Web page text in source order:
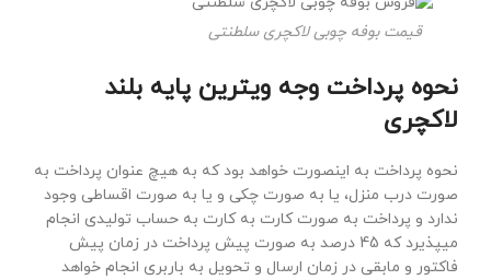
قیمت بوفه چوبی لاکچری سلطنتی
نحوه پرداخت وجه ویترین پایه بلند
لاکچری
نحوه پرداخت به اینصورت خواهد بود که به هیچ عنوان پرداخت به
صورت درب منزل، یا به صورت چکی و یا به صورت اقساطی وجود
ندارد و پرداخت به صورت کارت به کارت به حساب تولیدی انجام
میپذیرد که 45 درصد به صورت پیش پرداخت در زمان پیش
فاکتور و مابقی در زمان ارسال و تحویل به باربری انجام خواهد